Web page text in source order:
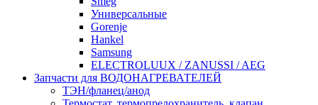
Универсальные
Gorenje
Hankel
Samsung
ELECTROLUUX / ZANUSSI / AEG
Запчасти для ВОДОНАГРЕВАТЕЛЕЙ
ТЭН/фланец/анод